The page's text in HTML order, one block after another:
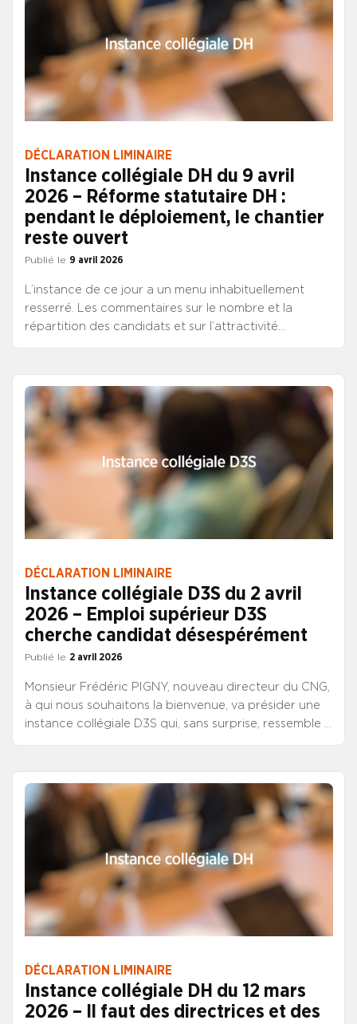
déjà élevé de fuite des D3S vers ce corps.
DÉCLARATION LIMINAIRE
Instance collégiale DH du 9 avril
2026 – Réforme statutaire DH :
pendant le déploiement, le chantier
reste ouvert
Publié le 9 avril 2026
L’instance de ce jour a un menu inhabituellement
resserré. Les commentaires sur le nombre et la
répartition des candidats et sur l’attractivité
son propos liminaire sur les éléments d’actualité
statutaire en lien direct avec le fonctionnement de
l’instance collégiale.
DÉCLARATION LIMINAIRE
Instance collégiale D3S du 2 avril
2026 – Emploi supérieur D3S
cherche candidat désespérément
Publié le 2 avril 2026
Monsieur Frédéric PIGNY, nouveau directeur du CNG,
à qui nous souhaitons la bienvenue, va présider une
instance collégiale D3S qui, sans surprise, ressemble à
n’ont reçu aucune candidature. Seulement cinq
postes en recueillent trois ou plus.
DÉCLARATION LIMINAIRE
Instance collégiale DH du 12 mars
2026 – Il faut des directrices et des